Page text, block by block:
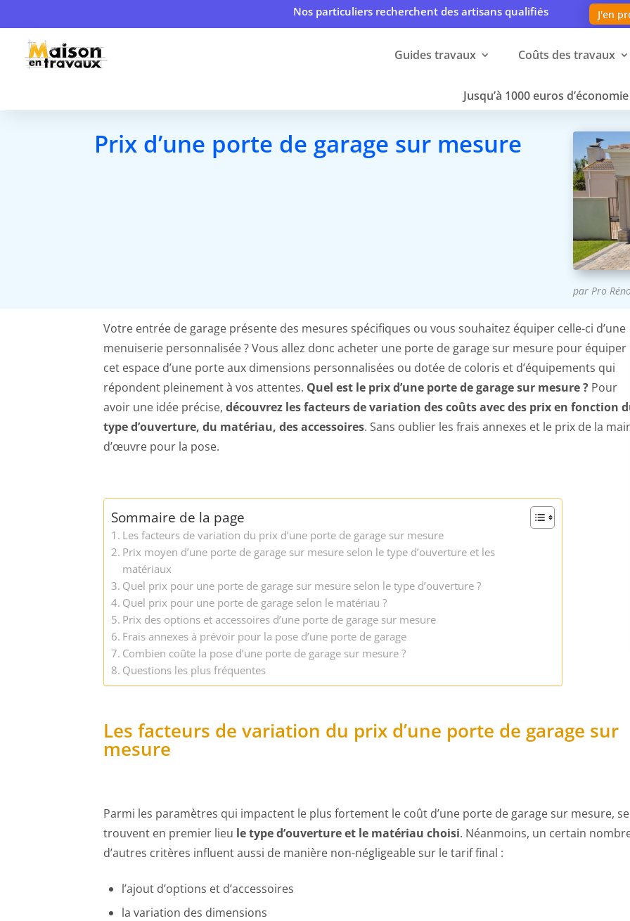
Nos particuliers recherchent des artisans qualifiés J'en
Guides travaux Coûts des travaux
Jusqu’à 1000 euros
Prix d’une porte de garage sur mesure
par Pro
Votre entrée de garage présente des mesures spécifiques ou vous souhaitez équiper celle-ci d’une
menuiserie personnalisée ? Vous allez donc acheter une porte de garage sur mesure pour équiper
cet espace d’une porte aux dimensions personnalisées ou dotée de coloris et d’équipements qui
répondent pleinement à vos attentes. Quel est le prix d’une porte de garage sur mesure ? Pour
avoir une idée précise, découvrez les facteurs de variation des coûts avec des prix en fonction
type d’ouverture, du matériau, des accessoires. Sans oublier les frais annexes et le prix de la
d’œuvre pour la pose.
Sommaire de la page
Les facteurs de variation du prix d’une porte de garage sur mesure
Prix moyen d’une porte de garage sur mesure selon le type d’ouverture et les
matériaux
Quel prix pour une porte de garage sur mesure selon le type d’ouverture ?
Quel prix pour une porte de garage selon le matériau ?
Prix des options et accessoires d’une porte de garage sur mesure
Frais annexes à prévoir pour la pose d’une porte de garage
Combien coûte la pose d’une porte de garage sur mesure ?
Questions les plus fréquentes
Les facteurs de variation du prix d’une porte de garage sur
mesure
Parmi les paramètres qui impactent le plus fortement le coût d’une porte de garage sur mesure, se
trouvent en premier lieu le type d’ouverture et le matériau choisi. Néanmoins, un certain
d’autres critères influent aussi de manière non-négligeable sur le tarif final :
l’ajout d’options et d’accessoires
la variation des dimensions